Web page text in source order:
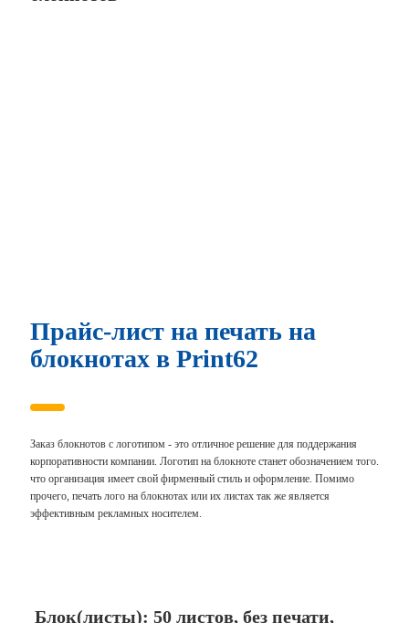
Прайс-лист на печать на
блокнотах в Print62
Заказ блокнотов с логотипом - это отличное решение для поддержания
корпоративности компании. Логотип на блокноте станет обозначением того.
что организация имеет свой фирменный стиль и оформление. Помимо
прочего, печать лого на блокнотах или их листах так же является
эффективным рекламных носителем.
Блок(листы): 50 листов, без печати,